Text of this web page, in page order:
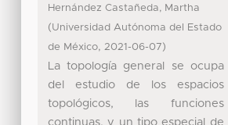
Hernández Castañeda, Martha
(Universidad Autónoma del Estado
de México, 2021-06-07)
La topología general se ocupa
del estudio de los espacios
topológicos, las funciones
continuas, y un tipo especial de